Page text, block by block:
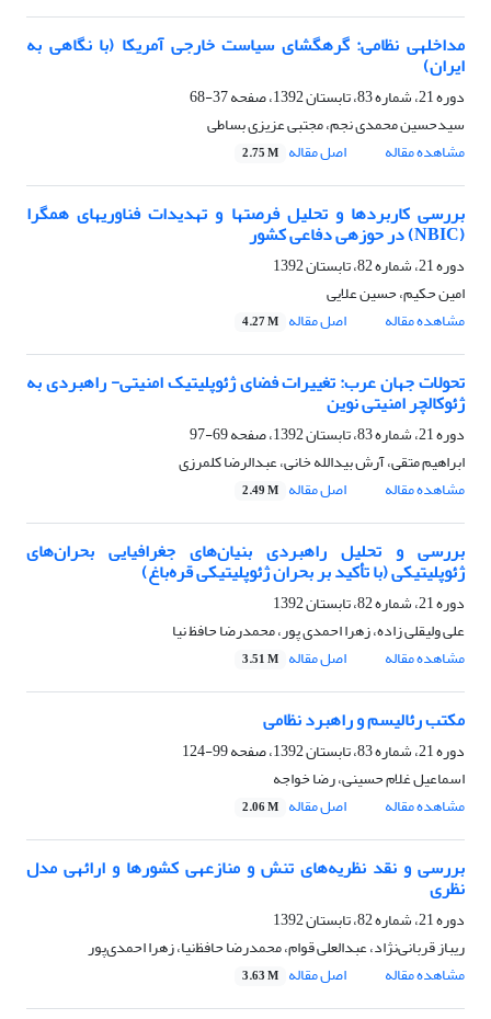
مداخله‎ی نظامی: گره‎گشای سیاست خارجی آمریکا (با نگاهی به
ایران)
دوره 21، شماره 83، تابستان 1392، صفحه
37-68
سیدحسین محمدی نجم، مجتبی عزیزی بساطی
مشاهده مقاله
اصل مقاله 2.75 M
بررسی کاربردها و تحلیل فرصت‎ها و تهدیدات فناوری‎های همگرا
(NBIC) در حوزه‎ی دفاعی کشور
دوره 21، شماره 82، تابستان 1392
امین حکیم، حسین علایی
مشاهده مقاله
اصل مقاله 4.27 M
تحولات جهان عرب: تغییرات فضای ژئوپلیتیک امنیتی- راهبردی به
ژئوکالچر امنیتی نوین
دوره 21، شماره 83، تابستان 1392، صفحه
69-97
ابراهیم متقی، آرش بیدالله خانی، عبدالرضا کلمرزی
مشاهده مقاله
اصل مقاله 2.49 M
بررسی و تحلیل راهبردی بنیان‌های جغرافیایی بحران‌های
ژئوپلیتیکی (با تأکید بر بحران ژئوپلیتیکی قره‌باغ)
دوره 21، شماره 82، تابستان 1392
علی ولیقلی زاده، زهرا احمدی پور، محمدرضا حافظ نیا
مشاهده مقاله
اصل مقاله 3.51 M
مکتب رئالیسم و راهبرد نظامی
دوره 21، شماره 83، تابستان 1392، صفحه
99-124
اسماعیل غلام حسینی، رضا خواجه
مشاهده مقاله
اصل مقاله 2.06 M
بررسی و نقد نظریه‌های تنش و منازعه‎ی کشورها و ارائه‎ی مدل
نظری
دوره 21، شماره 82، تابستان 1392
ریباز قربانی‌نژاد، عبدالعلی قوام، محمدرضا حافظ‌نیا، زهرا احمدی‌پور
مشاهده مقاله
اصل مقاله 3.63 M